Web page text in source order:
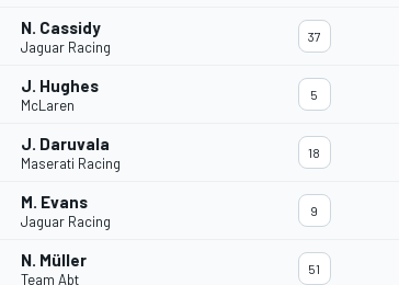
N. Cassidy
Jaguar Racing
37
J. Hughes
McLaren
5
J. Daruvala
Maserati Racing
18
M. Evans
Jaguar Racing
9
N. Müller
Team Abt
51